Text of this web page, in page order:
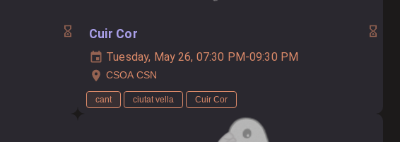
Cuir Cor
Tuesday, May 26, 07:30 PM-09:30 PM
CSOA CSN
cant ciutat vella Cuir Cor